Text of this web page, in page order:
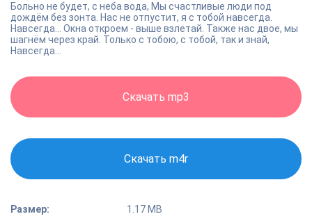
Больно не будет, с неба вода, Мы счастливые люди под
дождём без зонта. Нас не отпустит, я с тобой навсегда.
Навсегда... Окна откроем - выше взлетай. Также нас двое, мы
шагнём через край. Только с тобою, с тобой, так и знай,
Навсегда...
Скачать mp3
Скачать m4r
Размер:
1.17 MB